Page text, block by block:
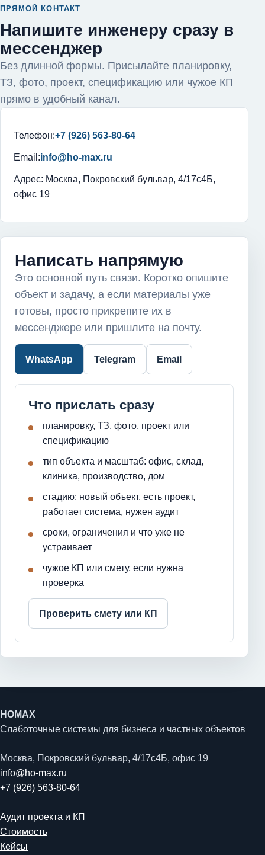
ПРЯМОЙ КОНТАКТ
Напишите инженеру сразу в
мессенджер
Без длинной формы. Присылайте планировку,
ТЗ, фото, проект, спецификацию или чужое КП
прямо в удобный канал.
Телефон:+7 (926) 563-80-64
Email:info@ho-max.ru
Адрес: Москва, Покровский бульвар, 4/17с4Б,
офис 19
Написать напрямую
Это основной путь связи. Коротко опишите
объект и задачу, а если материалы уже
готовы, просто прикрепите их в
мессенджере или пришлите на почту.
WhatsApp Telegram Email
Что прислать сразу
планировку, ТЗ, фото, проект или
спецификацию
тип объекта и масштаб: офис, склад,
клиника, производство, дом
стадию: новый объект, есть проект,
работает система, нужен аудит
сроки, ограничения и что уже не
устраивает
чужое КП или смету, если нужна
проверка
Проверить смету или КП
HOMAX
Слаботочные системы для бизнеса и частных объектов
Москва, Покровский бульвар, 4/17с4Б, офис 19
info@ho-max.ru
+7 (926) 563-80-64
Аудит проекта и КП
Стоимость
Кейсы